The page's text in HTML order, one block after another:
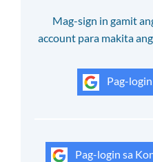
Mag-sign in gamit
account para makita
Pag-
Pag-login sa